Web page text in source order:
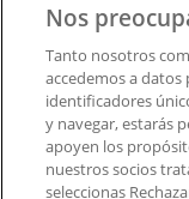
Contacto
Tienda mal
Notificar un
¿Encontraste
aplicación?
Nos
Tanto nosotros
accedemos a datos
identificadores
y navegar, estarás
apoyen los
nuestros socios
seleccionas